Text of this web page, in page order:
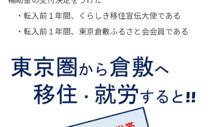
・転入前１年間、くらしき移住宣伝大使である
・転入前１年間、東京倉敷ふるさと会会員である